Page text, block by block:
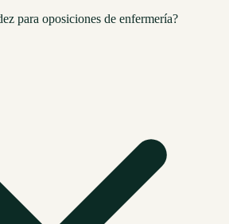
para oposiciones de enfermería?